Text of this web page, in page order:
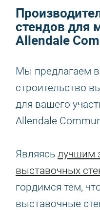
стендов для
Allendale
Мы предлагаем
строительство
для вашего
Allendale
Являясь лучшим
выставочных
гордимся тем,
выставочные